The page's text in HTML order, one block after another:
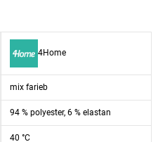
4Home
mix farieb
94 % polyester, 6 % elastan
40 °C